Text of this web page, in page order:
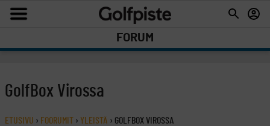
FORUM
GolfBox Virossa
ETUSIVU › FOORUMIT › YLEISTÄ › GOLFBOX VIROSSA